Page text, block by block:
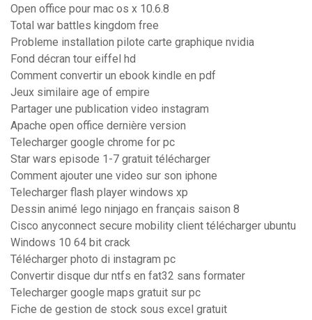
Open office pour mac os x 10.6.8
Total war battles kingdom free
Probleme installation pilote carte graphique nvidia
Fond décran tour eiffel hd
Comment convertir un ebook kindle en pdf
Jeux similaire age of empire
Partager une publication video instagram
Apache open office dernière version
Telecharger google chrome for pc
Star wars episode 1-7 gratuit télécharger
Comment ajouter une video sur son iphone
Telecharger flash player windows xp
Dessin animé lego ninjago en français saison 8
Cisco anyconnect secure mobility client télécharger ubuntu
Windows 10 64 bit crack
Télécharger photo di instagram pc
Convertir disque dur ntfs en fat32 sans formater
Telecharger google maps gratuit sur pc
Fiche de gestion de stock sous excel gratuit